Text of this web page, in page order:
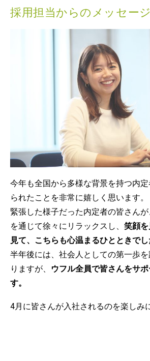
採用担当からのメッセージ
今年も全国から多様な背景を持つ内定
られたことを非常に嬉しく思います。
緊張した様子だった内定者の皆さん
を通じて徐々にリラックスし、 笑顔
見て、こちらも心温まるひとときでし
半年後には、社会人としての第一歩
りますが、
ウフル全員で皆さんをサ
す。
4月に皆さんが入社されるのを楽しみ